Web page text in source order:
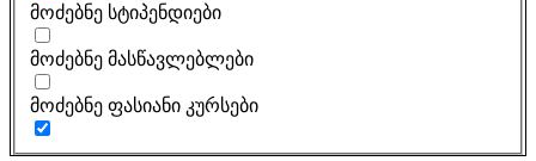
მოძებნე სტიპენდიები
მოძებნე მასწავლებლები
მოძებნე ფასიანი კურსები